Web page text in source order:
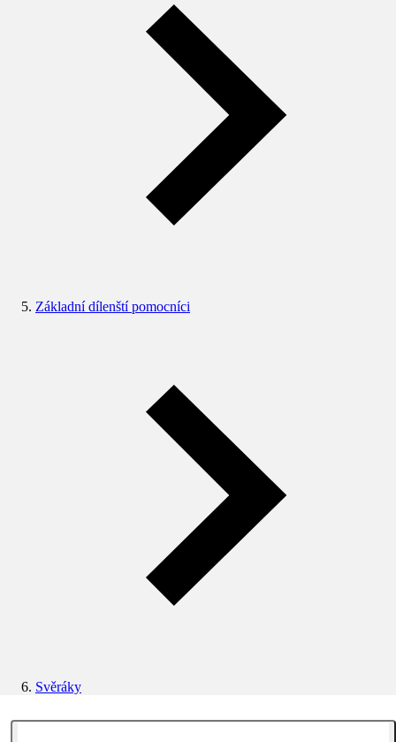
Základní dílenští pomocníci
Svěráky